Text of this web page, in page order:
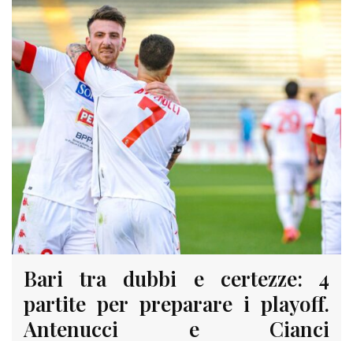
Bari tra dubbi e certezze: 4
partite per preparare i playoff.
Antenucci e Cianci